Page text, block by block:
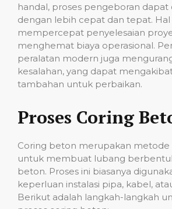
handal, proses pengeboran dapat
dengan lebih cepat dan tepat. Hal
mempercepat penyelesaian
menghemat biaya operasional.
peralatan modern juga
kesalahan, yang dapat
tambahan untuk perbaikan.
Proses Coring
Coring beton merupakan
untuk membuat lubang
beton. Proses ini biasanya
keperluan instalasi pipa, kabel,
Berikut adalah langkah-langkah